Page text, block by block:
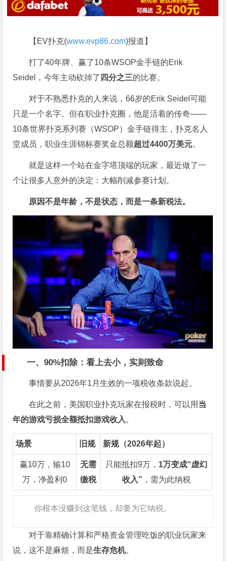
【EV扑克(www.evp86.com)报道】
打了40年牌、赢了10条WSOP金手链的Erik
Seidel，今年主动砍掉了 四分之三的比赛。
对于不熟悉扑克的人来说，66岁的Erik Seidel可能
只是一个名字。但在职业扑克圈，他是活着的传奇——
10条世界扑克系列赛（WSOP）金手链得主，扑克名人
堂成员，职业生涯锦标赛奖金总额超过4400万美元。
就是这样一个站在金字塔顶端的玩家，最近做了一
个让很多人意外的决定：大幅削减参赛计划。
原因不是年龄，不是状态，而是一条新税法。
一、90%扣除：看上去小，实则致命
事情要从2026年1月生效的一项税收条款说起。
在此之前，美国职业扑克玩家在报税时，可以用 当
年的游戏亏损全额抵扣游戏收入 。
场景 旧规 新规（2026年起）
赢10万，输10
万，净盈利0
无需
缴税
只能抵扣9万， 1万变成“虚幻
收入” ，需为此纳税
你根本没赚到这笔钱，却要为它纳税。
对于靠精确计算和严格资金管理吃饭的职业玩家来
说，这不是麻烦，而是生存危机。